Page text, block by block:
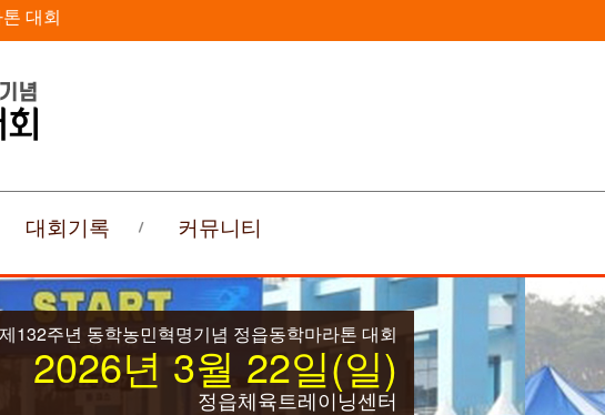
대회
대회기록 커뮤니티
제132주년 동학농민혁명기념 정읍동학마라톤 대회
2026년 3월 22일(일)
정읍체육트레이닝센터